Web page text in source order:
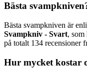
Bästa
Bästa svampkniven är
Svampkniv - Svart, som
på totalt 134 recensioner
Hur mycket kostar